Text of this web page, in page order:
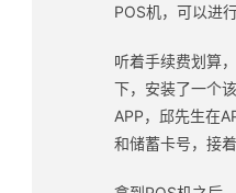
POS机，可以进行
听着手续费划算
下，安装了一个
APP，邱先生在
和储蓄卡号，接